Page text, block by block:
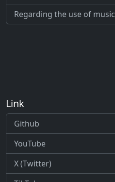
Regarding the use of music
Link
Github
YouTube
X (Twitter)